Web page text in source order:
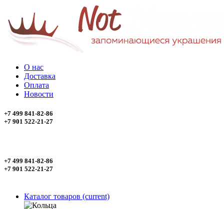
О нас
Доставка
Оплата
Новости
+7 499 841-82-86
+7 901 522-21-27
+7 499 841-82-86
+7 901 522-21-27
Каталог товаров (current)